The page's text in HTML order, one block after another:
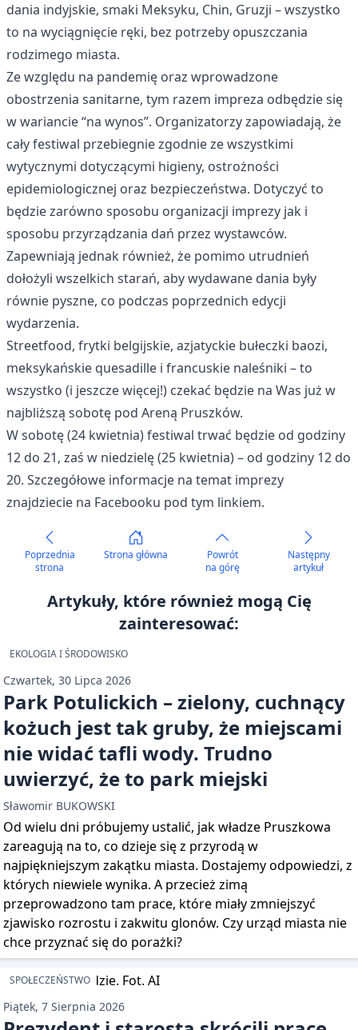
dania indyjskie, smaki Meksyku, Chin, Gruzji – wszystko
to na wyciągnięcie ręki, bez potrzeby opuszczania
rodzimego miasta.
Ze względu na pandemię oraz wprowadzone
obostrzenia sanitarne, tym razem impreza odbędzie się
w wariancie “na wynos”. Organizatorzy zapowiadają, że
cały festiwal przebiegnie zgodnie ze wszystkimi
wytycznymi dotyczącymi higieny, ostrożności
epidemiologicznej oraz bezpieczeństwa. Dotyczyć to
będzie zarówno sposobu organizacji imprezy jak i
sposobu przyrządzania dań przez wystawców.
Zapewniają jednak również, że pomimo utrudnień
dołożyli wszelkich starań, aby wydawane dania były
równie pyszne, co podczas poprzednich edycji
wydarzenia.
Streetfood, frytki belgijskie, azjatyckie bułeczki baozi,
meksykańskie quesadille i francuskie naleśniki – to
wszystko (i jeszcze więcej!) czekać będzie na Was już w
najbliższą sobotę pod Areną Pruszków.
W sobotę (24 kwietnia) festiwal trwać będzie od godziny
12 do 21, zaś w niedzielę (25 kwietnia) – od godziny 12 do
20. Szczegółowe informacje na temat imprezy
znajdziecie na Facebooku pod tym linkiem.
Poprzednia
strona
Strona główna
Powrót
na górę
Następny
artykuł
Artykuły, które również mogą Cię
zainteresować:
EKOLOGIA I ŚRODOWISKO
Czwartek, 30 Lipca 2026
Park Potulickich – zielony, cuchnący
kożuch jest tak gruby, że miejscami
nie widać tafli wody. Trudno
uwierzyć, że to park miejski
Sławomir BUKOWSKI
Od wielu dni próbujemy ustalić, jak władze Pruszkowa
zareagują na to, co dzieje się z przyrodą w
najpiękniejszym zakątku miasta. Dostajemy odpowiedzi, z
których niewiele wynika. A przecież zimą
przeprowadzono tam prace, które miały zmniejszyć
zjawisko rozrostu i zakwitu glonów. Czy urząd miasta nie
chce przyznać się do porażki?
SPOŁECZEŃSTWO
Piątek, 7 Sierpnia 2026